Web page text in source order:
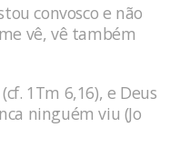
con­vosco e não
vê, vê também
1Tm 6,16), e Deus
ninguém viu (Jo